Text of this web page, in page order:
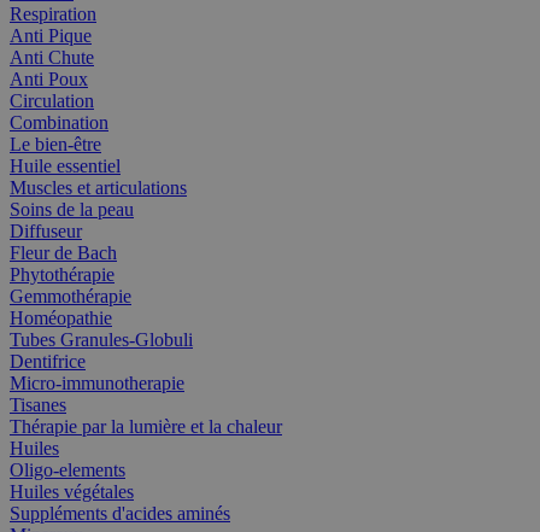
Respiration
Anti Pique
Anti Chute
Anti Poux
Circulation
Combination
Le bien-être
Huile essentiel
Muscles et articulations
Soins de la peau
Diffuseur
Fleur de Bach
Phytothérapie
Gemmothérapie
Homéopathie
Tubes Granules-Globuli
Dentifrice
Micro-immunotherapie
Tisanes
Thérapie par la lumière et la chaleur
Huiles
Oligo-elements
Huiles végétales
Suppléments d'acides aminés